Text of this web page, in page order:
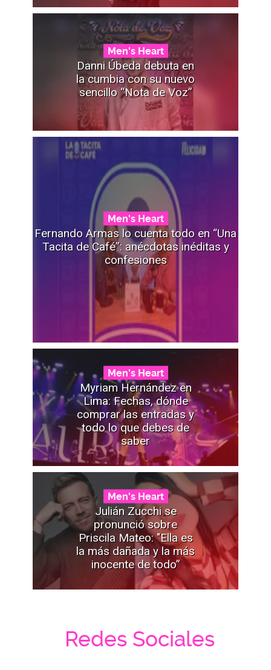
Men's Heart
Danni Úbeda debuta en
la cumbia con su nuevo
sencillo “Nota de Voz”
Men's Heart
Fernando Armas lo cuenta todo en “Una
Tacita de Café”: anécdotas inéditas y
confesiones
Men's Heart
Myriam Hernández en
Lima: Fechas, dónde
comprar las entradas y
todo lo que debes de
saber
Men's Heart
Julián Zucchi se
pronunció sobre
Priscila Mateo: "Ella es
la más dañada y la más
inocente de todo”
Redes Sociales